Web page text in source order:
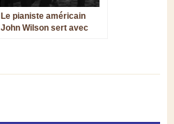
Le pianiste américain
John Wilson sert avec